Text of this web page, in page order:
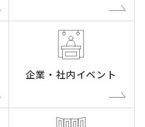
企業・社内イベント